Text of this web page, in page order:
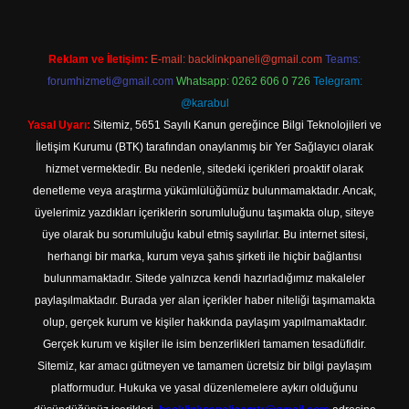
Reklam ve İletişim: E-mail: backlinkpaneli@gmail.com Teams:
forumhizmeti@gmail.com Whatsapp: 0262 606 0 726 Telegram:
@karabul
Yasal Uyarı: Sitemiz, 5651 Sayılı Kanun gereğince Bilgi Teknolojileri ve
İletişim Kurumu (BTK) tarafından onaylanmış bir Yer Sağlayıcı olarak
hizmet vermektedir. Bu nedenle, sitedeki içerikleri proaktif olarak
denetleme veya araştırma yükümlülüğümüz bulunmamaktadır. Ancak,
üyelerimiz yazdıkları içeriklerin sorumluluğunu taşımakta olup, siteye
üye olarak bu sorumluluğu kabul etmiş sayılırlar. Bu internet sitesi,
herhangi bir marka, kurum veya şahıs şirketi ile hiçbir bağlantısı
bulunmamaktadır. Sitede yalnızca kendi hazırladığımız makaleler
paylaşılmaktadır. Burada yer alan içerikler haber niteliği taşımamakta
olup, gerçek kurum ve kişiler hakkında paylaşım yapılmamaktadır.
Gerçek kurum ve kişiler ile isim benzerlikleri tamamen tesadüfidir.
Sitemiz, kar amacı gütmeyen ve tamamen ücretsiz bir bilgi paylaşım
platformudur. Hukuka ve yasal düzenlemelere aykırı olduğunu